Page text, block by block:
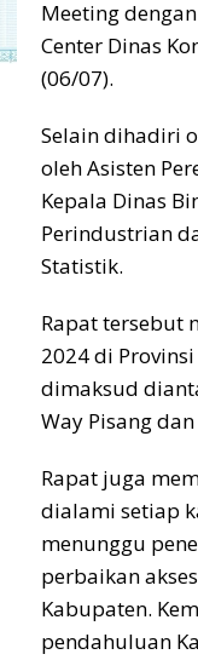
Meeting
Center Dinas
(06/07).
Selain dihadiri
oleh Asisten
Kepala Dinas
Perindustrian
Statistik.
Rapat tersebut
2024 di
dimaksud
Way Pisang
Rapat juga
dialami setiap
menunggu
perbaikan
Kabupaten.
pendahuluan